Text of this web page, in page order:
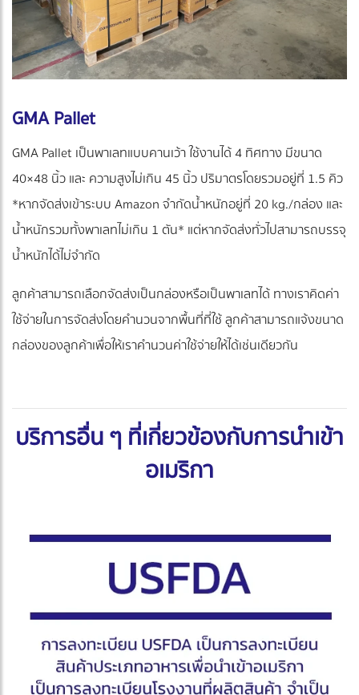
GMA Pallet
GMA Pallet เป็นพาเลทแบบคานเว้า ใช้งานได้ 4 ทิศทาง มีขนาด
40×48 นิ้ว และ ความสูงไม่เกิน 45 นิ้ว ปริมาตรโดยรวมอยู่ที่ 1.5 คิว
*หากจัดส่งเข้าระบบ Amazon จำกัดน้ำหนักอยู่ที่ 20 kg./กล่อง และ
น้ำหนักรวมทั้งพาเลทไม่เกิน 1 ตัน* แต่หากจัดส่งทั่วไปสามารถบรรจุ
น้ำหนักได้ไม่จำกัด
ลูกค้าสามารถเลือกจัดส่งเป็นกล่องหรือเป็นพาเลทได้ ทางเราคิดค่า
ใช้จ่ายในการจัดส่งโดยคำนวนจากพื้นที่ที่ใช้ ลูกค้าสามารถแจ้งขนาด
กล่องของลูกค้าเพื่อให้เราคำนวนค่าใช้จ่ายให้ได้เช่นเดียวกัน
บริการอื่น ๆ ที่เกี่ยวข้องกับการนำเข้า
อเมริกา